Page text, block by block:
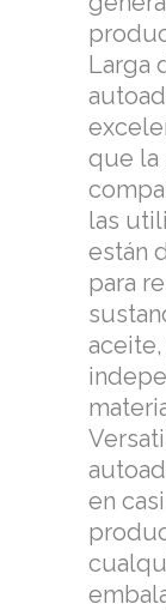
Larga
que la
las
están
para
en